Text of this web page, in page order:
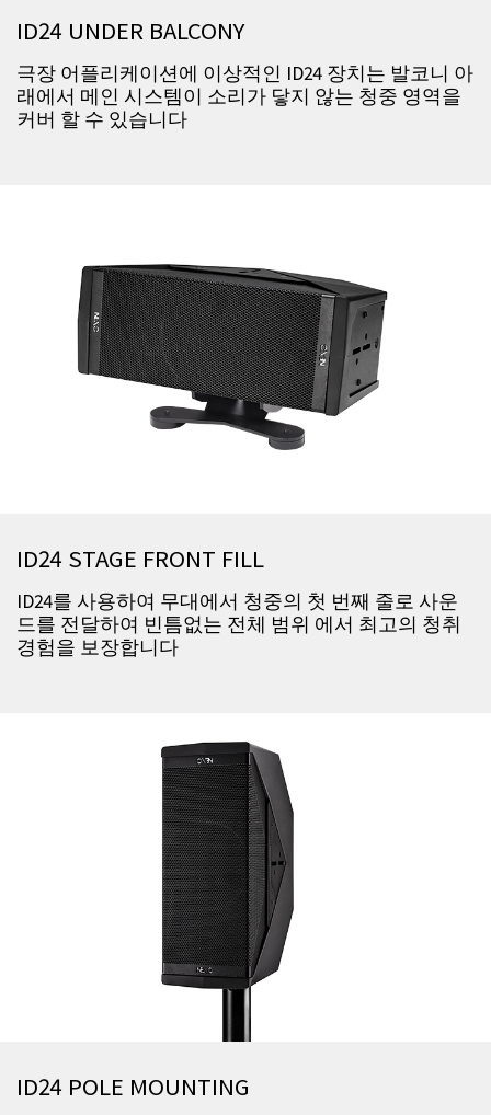
ID24 UNDER BALCONY
극장 어플리케이션에 이상적인 ID24 장치는 발코니 아
래에서 메인 시스템이 소리가 닿지 않는 청중 영역을
커버 할 수 있습니다
ID24 STAGE FRONT FILL
ID24를 사용하여 무대에서 청중의 첫 번째 줄로 사운
드를 전달하여 빈틈없는 전체 범위 에서 최고의 청취
경험을 보장합니다
ID24 POLE MOUNTING